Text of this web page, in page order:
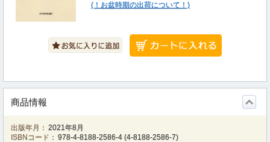
(！お盆時期の出荷について！)
商品情報
出版年月： 2021年8月
ISBNコード： 978-4-8188-2586-4 (4-8188-2586-7)